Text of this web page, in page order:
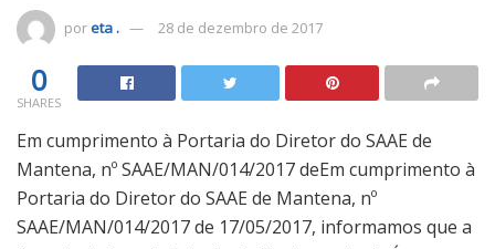
poreta . 28 de dezembro de 2017
0
SHARES
Em cumprimento à Portaria do Diretor do SAAE de
Mantena, nº SAAE/MAN/014/2017 deEm cumprimento à
Portaria do Diretor do SAAE de Mantena, nº
SAAE/MAN/014/2017 de 17/05/2017, informamos que a